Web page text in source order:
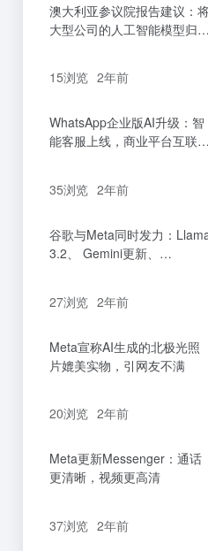
澳大利亚参议院报告建议：
大型公司的人工智能模型归类
15浏览 2年前
WhatsApp企业版AI升级：智
能客服上线，商业平台互联互
35浏览 2年前
谷歌与Meta同时发力：
3.2、 Gemini更新、
27浏览 2年前
Meta宣称AI生成的北极光照
片媲美实物，引网友不满
20浏览 2年前
Meta更新Messenger：通话
更清晰，视频更高清
37浏览 2年前